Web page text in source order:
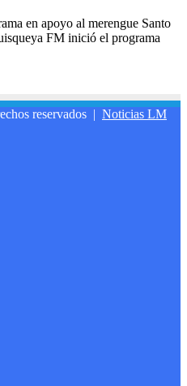
en apoyo al merengue Santo
FM inició el programa
reservados | Noticias LM